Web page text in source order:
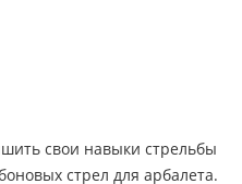
свои навыки стрельбы
стрел для арбалета.